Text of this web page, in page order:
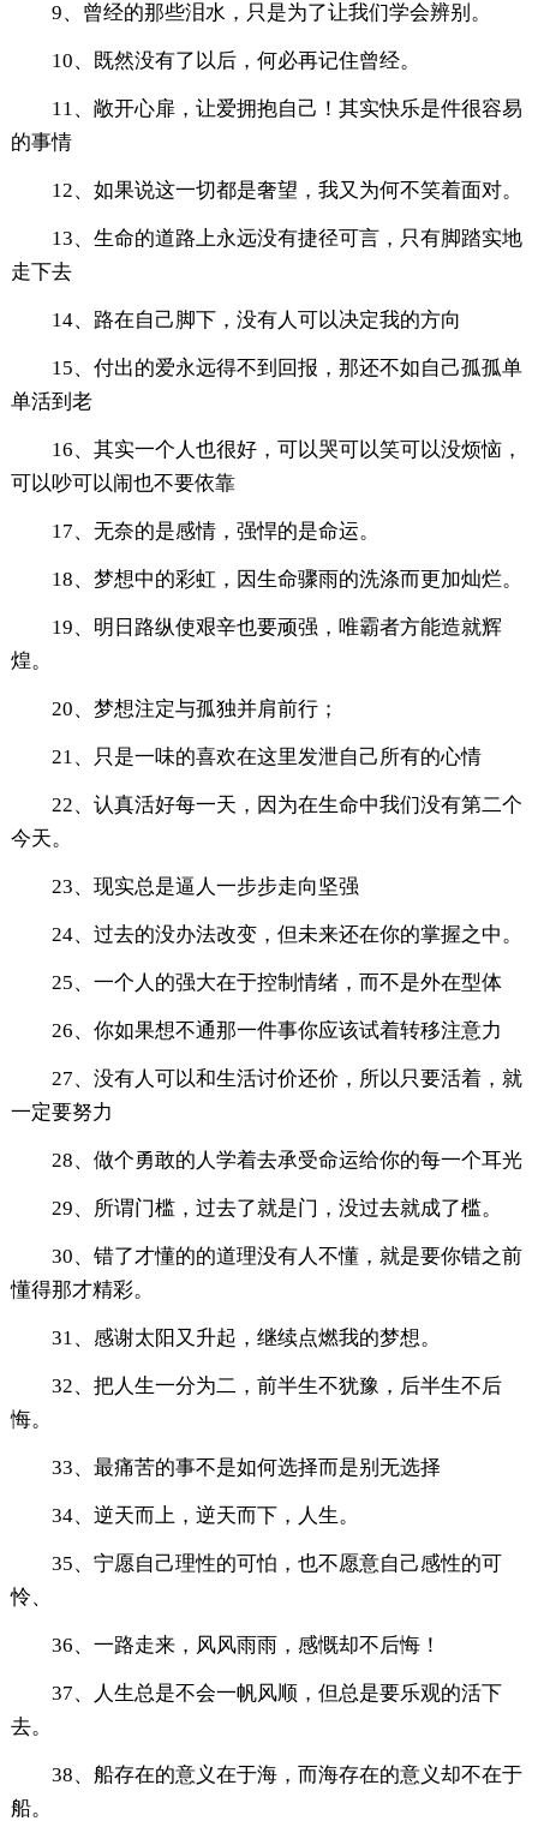
9、曾经的那些泪水，只是为了让我们学会辨别。
10、既然没有了以后，何必再记住曾经。
11、敞开心扉，让爱拥抱自己！其实快乐是件很容易
的事情
12、如果说这一切都是奢望，我又为何不笑着面对。
13、生命的道路上永远没有捷径可言，只有脚踏实地
走下去
14、路在自己脚下，没有人可以决定我的方向
15、付出的爱永远得不到回报，那还不如自己孤孤单
单活到老
16、其实一个人也很好，可以哭可以笑可以没烦恼，
可以吵可以闹也不要依靠
17、无奈的是感情，强悍的是命运。
18、梦想中的彩虹，因生命骤雨的洗涤而更加灿烂。
19、明日路纵使艰辛也要顽强，唯霸者方能造就辉
煌。
20、梦想注定与孤独并肩前行；
21、只是一味的喜欢在这里发泄自己所有的心情
22、认真活好每一天，因为在生命中我们没有第二个
今天。
23、现实总是逼人一步步走向坚强
24、过去的没办法改变，但未来还在你的掌握之中。
25、一个人的强大在于控制情绪，而不是外在型体
26、你如果想不通那一件事你应该试着转移注意力
27、没有人可以和生活讨价还价，所以只要活着，就
一定要努力
28、做个勇敢的人学着去承受命运给你的每一个耳光
29、所谓门槛，过去了就是门，没过去就成了槛。
30、错了才懂的的道理没有人不懂，就是要你错之前
懂得那才精彩。
31、感谢太阳又升起，继续点燃我的梦想。
32、把人生一分为二，前半生不犹豫，后半生不后
悔。
33、最痛苦的事不是如何选择而是别无选择
34、逆天而上，逆天而下，人生。
35、宁愿自己理性的可怕，也不愿意自己感性的可
怜、
36、一路走来，风风雨雨，感慨却不后悔！
37、人生总是不会一帆风顺，但总是要乐观的活下
去。
38、船存在的意义在于海，而海存在的意义却不在于
船。